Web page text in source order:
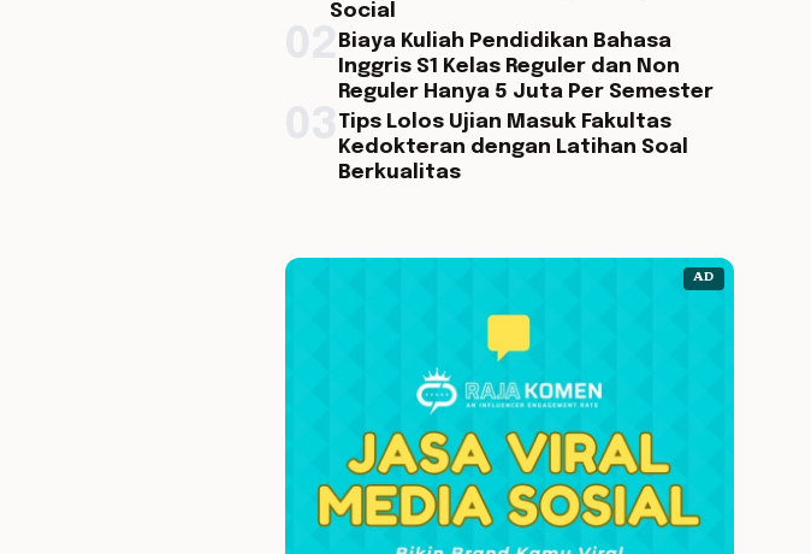
Social
Biaya Kuliah Pendidikan Bahasa
Inggris S1 Kelas Reguler dan Non
Reguler Hanya 5 Juta Per Semester
Tips Lolos Ujian Masuk Fakultas
Kedokteran dengan Latihan Soal
Berkualitas
AD